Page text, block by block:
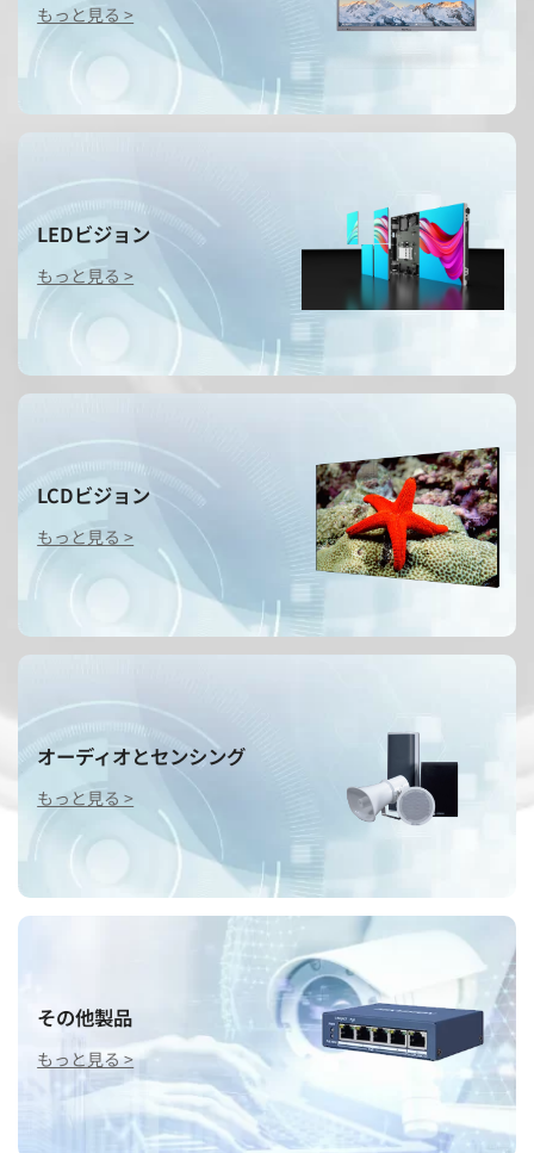
もっと見る >
LEDビジョン
もっと見る >
LCDビジョン
もっと見る >
オーディオとセンシング
もっと見る >
その他製品
もっと見る >